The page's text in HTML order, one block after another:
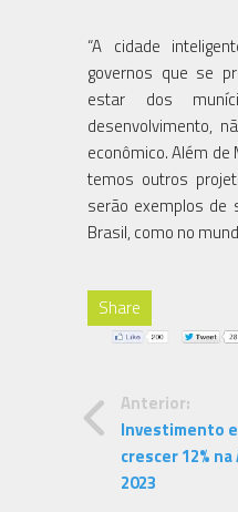
“A cidade
governos que se
estar dos
desenvolvimento,
econômico. Além de
temos outros
serão exemplos de
Brasil, como no
Share
Anterior:
Investimento
crescer 12%
2023